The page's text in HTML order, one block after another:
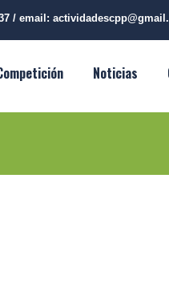
/ email:
Noticias